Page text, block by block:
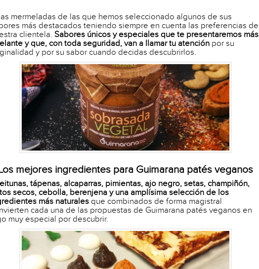
mermeladas de las que hemos seleccionado algunos de sus
más destacados teniendo siempre en cuenta las preferencias de
clientela. Sabores únicos y especiales que te presentaremos más
y que, con toda seguridad, van a llamar tu atención por su
y por su sabor cuando decidas descubrirlos.
mejores ingredientes para Guimarana patés veganos
tápenas, alcaparras, pimientas, ajo negro, setas, champiñón,
secos, cebolla, berenjena y una amplísima selección de los
más naturales que combinados de forma magistral
cada una de las propuestas de Guimarana patés veganos en
muy especial por descubrir.